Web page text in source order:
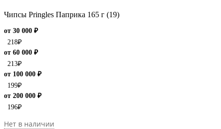
Чипсы Pringles Паприка 165 г (19)
от 30 000 ₽
218₽
от 60 000 ₽
213₽
от 100 000 ₽
199₽
от 200 000 ₽
196₽
Нет в наличии